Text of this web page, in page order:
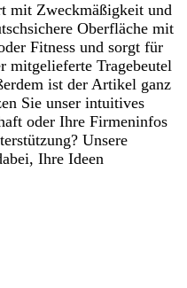
mit Zweckmäßigkeit und
Oberfläche mit
Fitness und sorgt für
mitgelieferte Tragebeutel
ist der Artikel ganz
Sie unser intuitives
oder Ihre Firmeninfos
Unsere
Ihre Ideen